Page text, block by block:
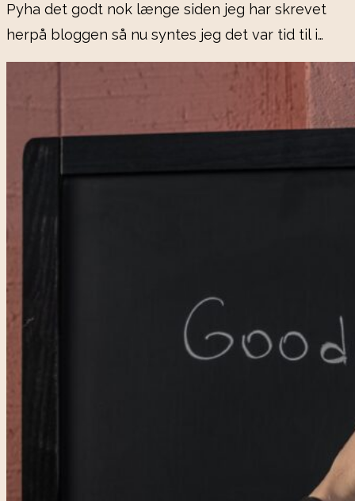
Pyha det godt nok længe siden jeg har skrevet
herpå bloggen så nu syntes jeg det var tid til i…